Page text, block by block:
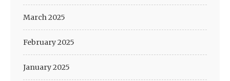
March 2025
February 2025
January 2025